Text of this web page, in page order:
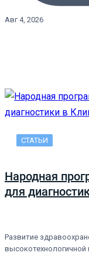
Авг 4, 2026
СТАТЬИ
Народная
для
Развитие